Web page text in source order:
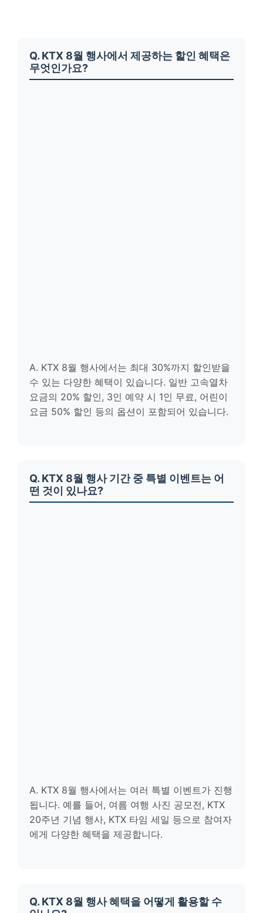
Q. KTX 8월 행사에서 제공하는 할인 혜택은
무엇인가요?
A. KTX 8월 행사에서는 최대 30%까지 할인받을
수 있는 다양한 혜택이 있습니다. 일반 고속열차
요금의 20% 할인, 3인 예약 시 1인 무료, 어린이
요금 50% 할인 등의 옵션이 포함되어 있습니다.
Q. KTX 8월 행사 기간 중 특별 이벤트는 어
떤 것이 있나요?
A. KTX 8월 행사에서는 여러 특별 이벤트가 진행
됩니다. 예를 들어, 여름 여행 사진 공모전, KTX
20주년 기념 행사, KTX 타임 세일 등으로 참여자
에게 다양한 혜택을 제공합니다.
Q. KTX 8월 행사 혜택을 어떻게 활용할 수